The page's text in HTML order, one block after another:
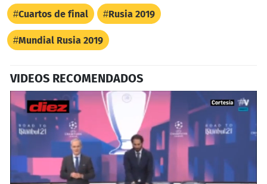
Cuartos de final Rusia 2019
Mundial Rusia 2019
VIDEOS RECOMENDADOS